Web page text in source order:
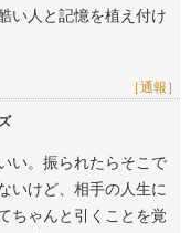
い人と記憶を植え付け
［通報］
い。振られたらそこで
いけど、相手の人生に
ちゃんと引くことを覚